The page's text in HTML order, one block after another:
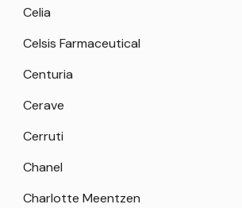
Celia
Celsis Farmaceutical
Centuria
Cerave
Cerruti
Chanel
Charlotte Meentzen